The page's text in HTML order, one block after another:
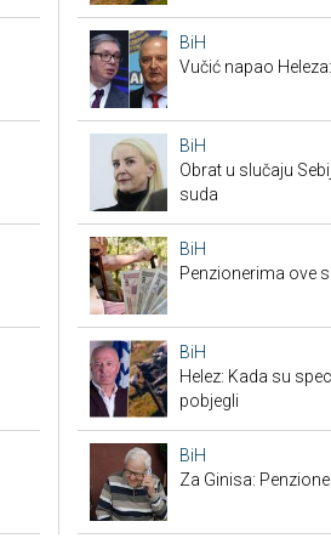
BiH
Vučić napao
BiH
Obrat u slučaju
suda
BiH
Penzionerima ove
BiH
Helez: Kada su
pobjegli
BiH
Za Ginisa: